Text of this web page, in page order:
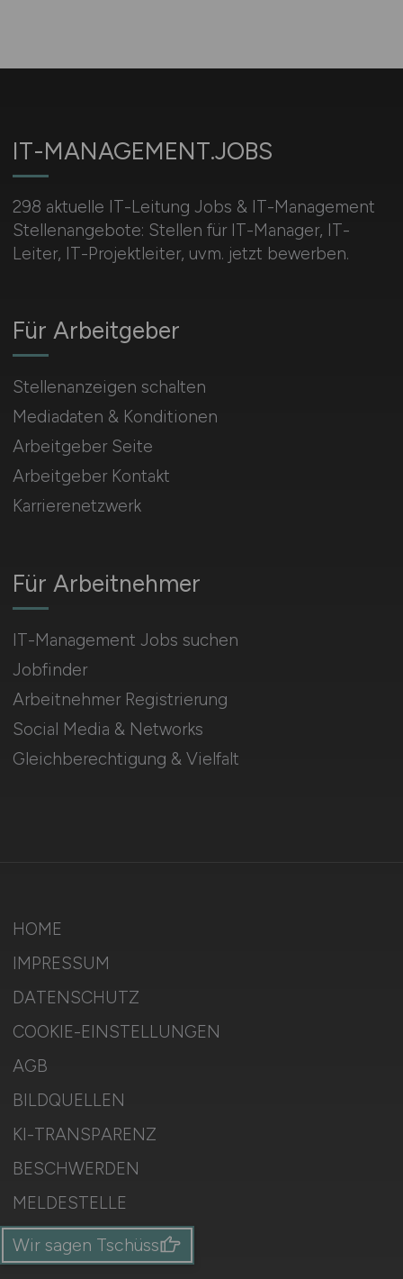
IT-MANAGEMENT.JOBS
298 aktuelle IT-Leitung Jobs & IT-Management
Stellenangebote: Stellen für IT-Manager, IT-
Leiter, IT-Projektleiter, uvm. jetzt bewerben.
Für Arbeitnehmer
IT-Management Jobs suchen
Jobfinder
Arbeitnehmer Registrierung
Social Media & Networks
Gleichberechtigung & Vielfalt
Für Arbeitgeber
Stellenanzeigen schalten
Mediadaten & Konditionen
Arbeitgeber Seite
Arbeitgeber Kontakt
Karrierenetzwerk
HOME
IMPRESSUM
DATENSCHUTZ
COOKIE-EINSTELLUNGEN
AGB
BILDQUELLEN
KI-TRANSPARENZ
BESCHWERDEN
MELDESTELLE
SITEMAP
Wir sagen Tschüss